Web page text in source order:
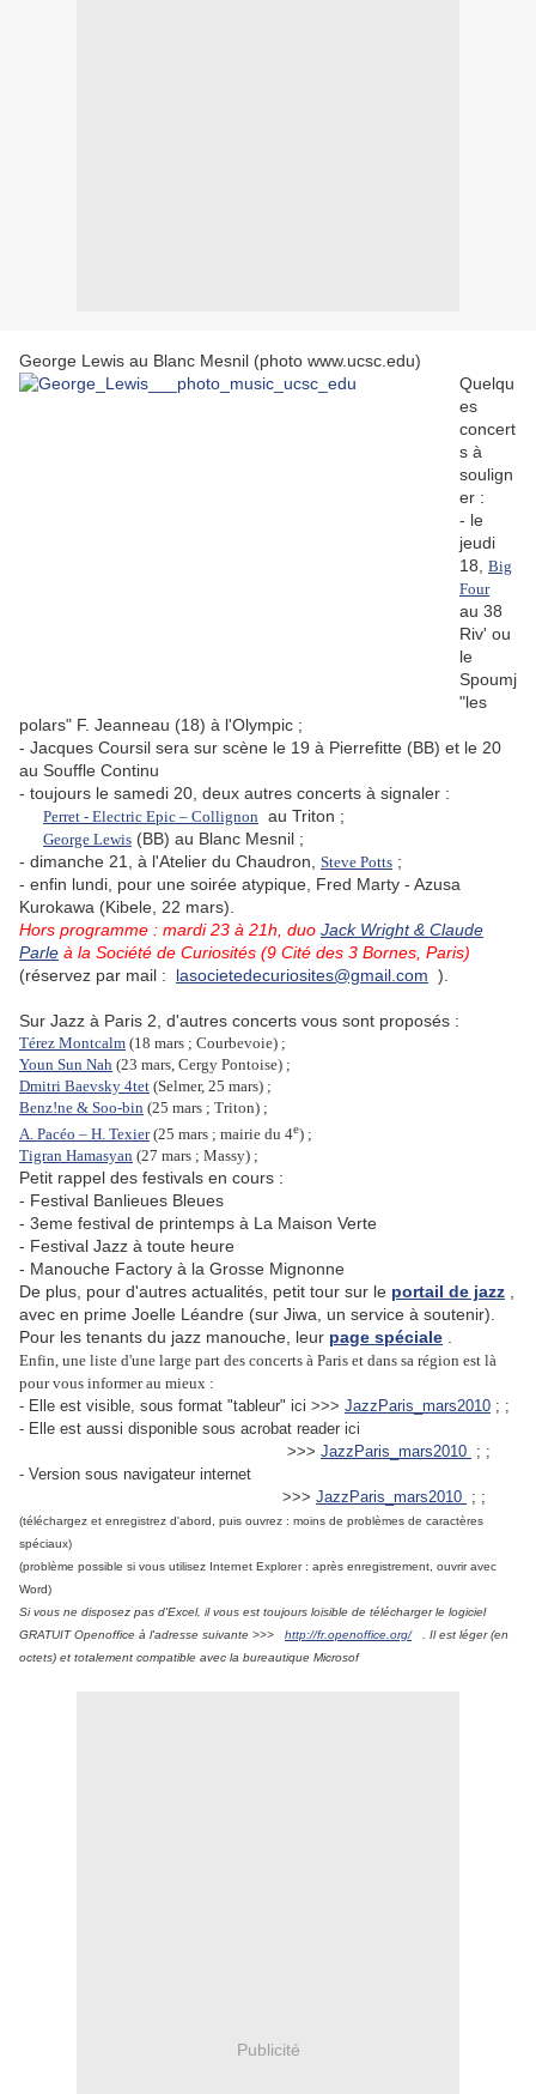
George Lewis au Blanc Mesnil (photo www.ucsc.edu)
Quelqu
es
concert
s à
soulign
er :
- le
jeudi
18, Big
Four
au 38
Riv' ou
le
Spoumj
"les
polars" F. Jeanneau (18) à l'Olympic ;
- Jacques Coursil sera sur scène le 19 à Pierrefitte (BB) et le 20
au Souffle Continu
- toujours le samedi 20, deux autres concerts à signaler :
Perret - Electric Epic – Collignon au Triton ;
George Lewis (BB) au Blanc Mesnil ;
- dimanche 21, à l'Atelier du Chaudron, Steve Potts ;
- enfin lundi, pour une soirée atypique, Fred Marty - Azusa
Kurokawa (Kibele, 22 mars).
Hors programme : mardi 23 à 21h, duo Jack Wright & Claude
Parle à la Société de Curiosités (9 Cité des 3 Bornes, Paris)
(réservez par mail : lasocietedecuriosites@gmail.com ).
Sur Jazz à Paris 2, d'autres concerts vous sont proposés :
Térez Montcalm (18 mars ; Courbevoie) ;
Youn Sun Nah (23 mars, Cergy Pontoise) ;
Dmitri Baevsky 4tet (Selmer, 25 mars) ;
Benz!ne & Soo-bin (25 mars ; Triton) ;
A. Pacéo – H. Texier(25 mars ; mairie du 4e) ;
Tigran Hamasyan (27 mars ; Massy) ;
Petit rappel des festivals en cours :
- Festival Banlieues Bleues
- 3eme festival de printemps à La Maison Verte
- Festival Jazz à toute heure
- Manouche Factory à la Grosse Mignonne
De plus, pour d'autres actualités, petit tour sur le portail de jazz
avec en prime Joelle Léandre (sur Jiwa, un service à soutenir).
Pour les tenants du jazz manouche, leur page spéciale
Enfin, une liste d'une large part des concerts à Paris et dans sa région est là
pour vous informer au mieux :
- Elle est visible, sous format "tableur" ici >>> JazzParis_mars2010 ; ;
- Elle est aussi disponible sous acrobat reader ici
>>> JazzParis_mars2010 ; ;
- Version sous navigateur internet
>>> JazzParis_mars2010 ; ;
(téléchargez et enregistrez d'abord, puis ouvrez : moins de problèmes de caractères
spéciaux)
(problème possible si vous utilisez Internet Explorer : après enregistrement, ouvrir avec
Word)
Si vous ne disposez pas d'Excel, il vous est toujours loisible de télécharger le logiciel
GRATUIT Openoffice à l'adresse suivante >>> http://fr.openoffice.org/. Il est léger (en
octets) et totalement compatible avec la bureautique Microsof
Publicité